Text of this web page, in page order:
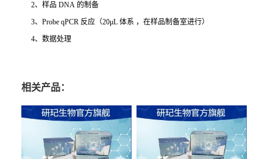
2、样品 DNA 的制备
3、Probe qPCR 反应（20μL 体系 ，在样品制备室进行）
4、数据处理
相关产品：